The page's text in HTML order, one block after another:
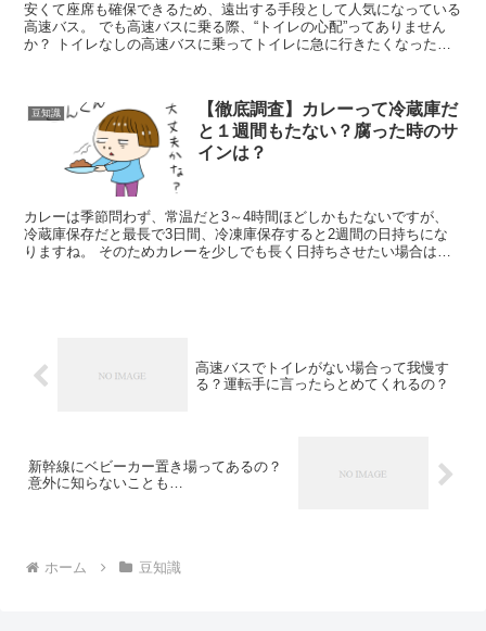
安くて座席も確保できるため、遠出する手段として人気になっている
高速バス。 でも高速バスに乗る際、“トイレの心配”ってありません
か？ トイレなしの高速バスに乗ってトイレに急に行きたくなった
豆知識
【徹底調査】カレーって冷蔵庫だ
と１週間もたない？腐った時のサ
インは？
カレーは季節問わず、常温だと3～4時間ほどしかもたないですが、
冷蔵庫保存だと最長で3日間、冷凍庫保存すると2週間の日持ちにな
りますね。 そのためカレーを少しでも長く日持ちさせたい場合は、
高速バスでトイレがない場合って我慢す
る？運転手に言ったらとめてくれるの？
新幹線にベビーカー置き場ってあるの？
意外に知らないことも…
ホーム 豆知識